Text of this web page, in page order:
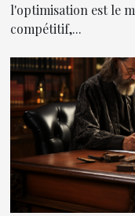
l'optimisation est le
compétitif,...